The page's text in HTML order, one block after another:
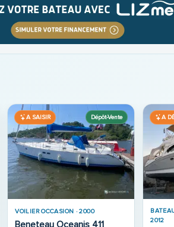
Place de port
OCCASION ·
Antares 620
A SAISIR
BATEAU À MOTEUR
2023